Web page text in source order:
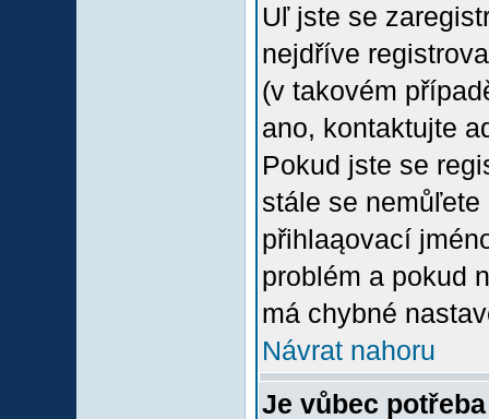
Uľ jste se
nejdříve
(v takovém
ano, kontaktujte
Pokud jste se
stále se
přihlaąovací
problém a pokud
má chybné
Návrat nahoru
Je vůbec